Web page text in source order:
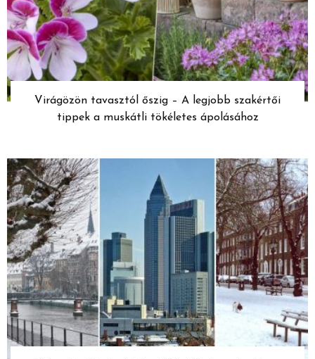
Virágözön tavasztól őszig – A legjobb szakértői
tippek a muskátli tökéletes ápolásához